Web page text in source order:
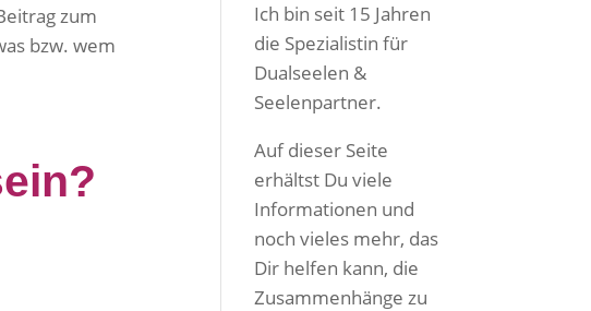
zum
bzw. wem
Ich bin seit 15 Jahren
die Spezialistin für
Dualseelen &
Seelenpartner.
Auf dieser Seite
erhältst Du viele
Informationen und
noch vieles mehr, das
Dir helfen kann, die
Zusammenhänge zu